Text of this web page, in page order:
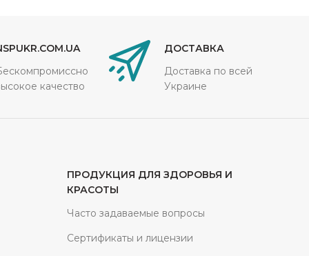
качество
ДОСТАВКА
Доставка по всей
Украине
ПРОДУКЦИЯ ДЛЯ ЗДОРОВЬЯ И
КРАСОТЫ
Часто задаваемые вопросы
Сертификаты и лицензии